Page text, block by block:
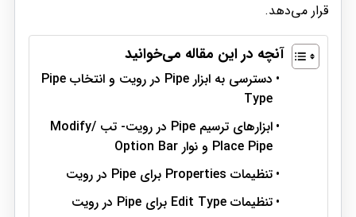
قرار می‌دهد.
آنچه در این مقاله می‌خوانید
دسترسی به ابزار Pipe در رویت و انتخاب Pipe
Type
ابزارهای ترسیم Pipe در رویت- تب Modify/
Place Pipe و نوار Option Bar
تنظیمات Properties برای Pipe در رویت
تنظیمات Edit Type برای Pipe در رویت